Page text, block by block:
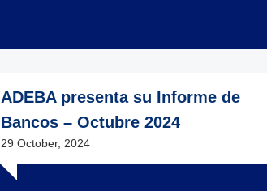
ADEBA presenta su Informe de
Bancos – Octubre 2024
29 October, 2024